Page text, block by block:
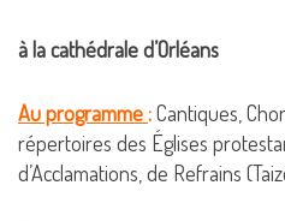
à la cathédrale d’Orléans
Au programme:Cantiques,
répertoires des Églises
d’Acclamations, de Refrains